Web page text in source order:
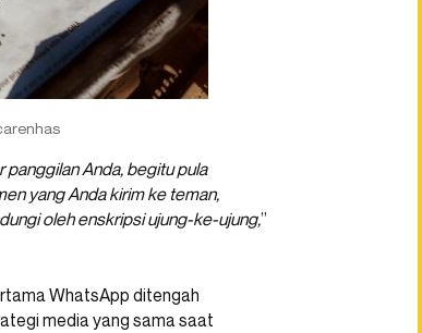
Anda, begitu pula
yang Anda kirim ke teman,
oleh enskripsi ujung-ke-ujung,”
WhatsApp ditengah
media yang sama saat